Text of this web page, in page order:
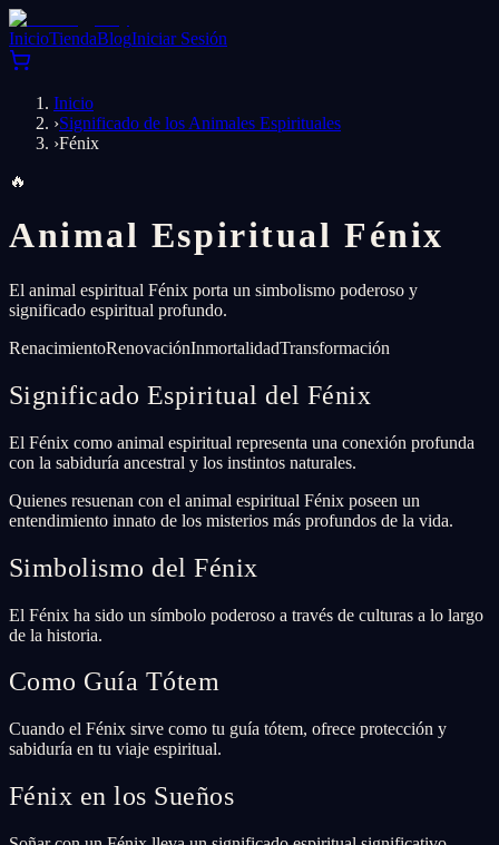
InicioTiendaBlogIniciar Sesión
Inicio
›Significado de los Animales Espirituales
›Fénix
🔥
Animal Espiritual Fénix
El animal espiritual Fénix porta un simbolismo poderoso y
significado espiritual profundo.
RenacimientoRenovaciónInmortalidadTransformación
Significado Espiritual del Fénix
El Fénix como animal espiritual representa una conexión profunda
con la sabiduría ancestral y los instintos naturales.
Quienes resuenan con el animal espiritual Fénix poseen un
entendimiento innato de los misterios más profundos de la vida.
Simbolismo del Fénix
El Fénix ha sido un símbolo poderoso a través de culturas a lo largo
de la historia.
Como Guía Tótem
Cuando el Fénix sirve como tu guía tótem, ofrece protección y
sabiduría en tu viaje espiritual.
Fénix en los Sueños